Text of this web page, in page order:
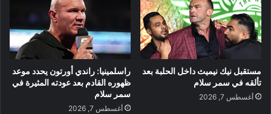
مستقبل نيك نيميث داخل الحلبة بعد
تألقه في سمر سلام
أغسطس 7, 2026
راسلمينيا: راندي أورتون يحدد موعد
ظهوره القادم بعد عودته المثيرة في
سمر سلام
أغسطس 7, 2026